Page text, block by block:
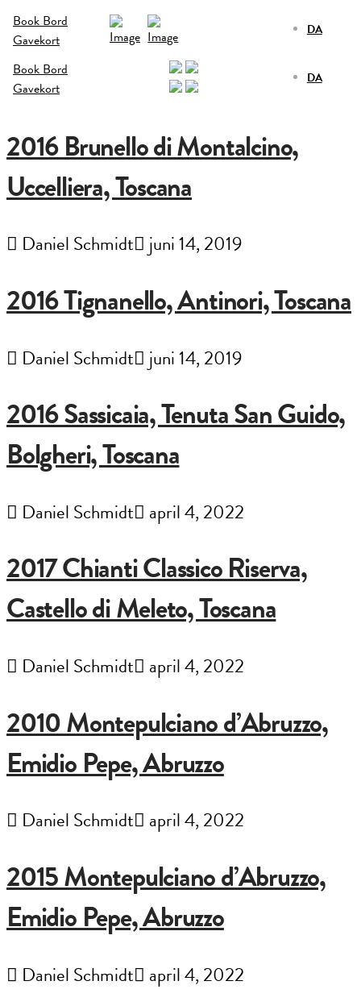
Book Bord
Gavekort
DA
Book Bord
Gavekort
DA
2016 Brunello di Montalcino,
Uccelliera, Toscana
Daniel Schmidt juni 14, 2019
2016 Tignanello, Antinori, Toscana
Daniel Schmidt juni 14, 2019
2016 Sassicaia, Tenuta San Guido,
Bolgheri, Toscana
Daniel Schmidt april 4, 2022
2017 Chianti Classico Riserva,
Castello di Meleto, Toscana
Daniel Schmidt april 4, 2022
2010 Montepulciano d’Abruzzo,
Emidio Pepe, Abruzzo
Daniel Schmidt april 4, 2022
2015 Montepulciano d’Abruzzo,
Emidio Pepe, Abruzzo
Daniel Schmidt april 4, 2022